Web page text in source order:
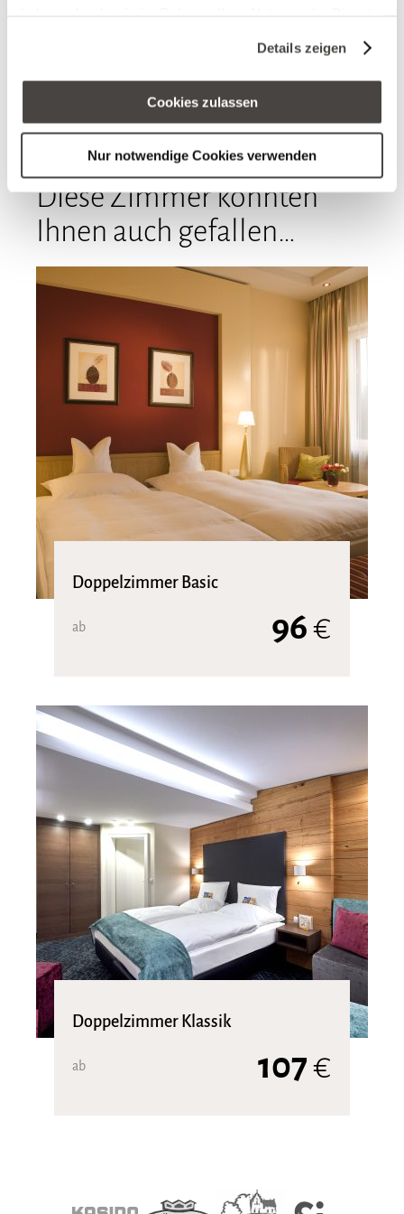
Cookies, wenn Sie unsere Webseite weiterhin nutzen.
Details zeigen
Cookies zulassen
Nur notwendige Cookies verwenden
Diese Zimmer könnten
Ihnen auch gefallen…
Doppelzimmer Basic
ab 96€
Doppelzimmer Klassik
ab 107€